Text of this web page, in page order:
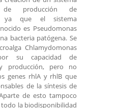
de producción de
ya que el sistema
es Pseudomonas
bacteria patógena. Se
Chlamydomonas
su capacidad de
producción, pero no
genes rhlA y rhlB que
de la síntesis de
de esto tampoco
todo la biodisponibilidad